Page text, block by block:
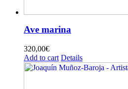
Ave marina
320,00€
Add to cart Details